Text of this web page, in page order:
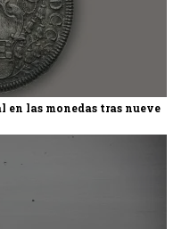
las monedas tras nueve